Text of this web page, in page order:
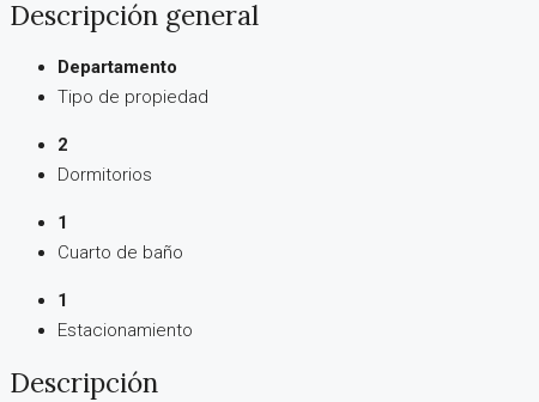
Descripción general
Departamento
Tipo de propiedad
2
Dormitorios
1
Cuarto de baño
1
Estacionamiento
Descripción